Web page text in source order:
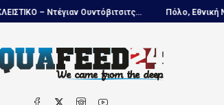
Εθνική Νέων Ανδρών... Πανιώνιος, Νίκος